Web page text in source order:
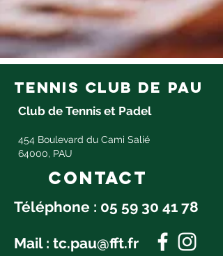
tennis club de pau
Club de Tennis et Padel
454 Boulevard du Cami Salié
64000, PAU
Contact
Téléphone : 05 59 30 41 78
Mail : tc.pau@fft.fr